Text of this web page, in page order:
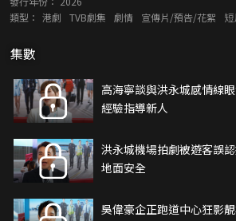
類型： 港劇 TVB劇集 劇情 宣傳片/預告/花絮 短
集數
高海寧談與洪永城感情線
經驗指導新人
洪永城機場拍劇被遊客誤
地面安全
吳偉豪企正跑道中心狂影